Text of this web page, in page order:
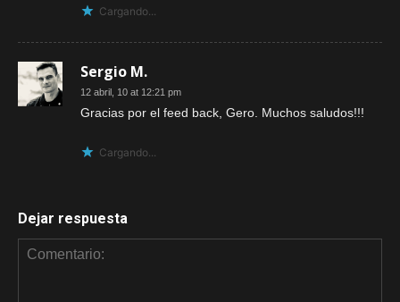
Cargando...
Sergio M.
12 abril, 10 at 12:21 pm
Gracias por el feed back, Gero. Muchos saludos!!!
Cargando...
Dejar respuesta